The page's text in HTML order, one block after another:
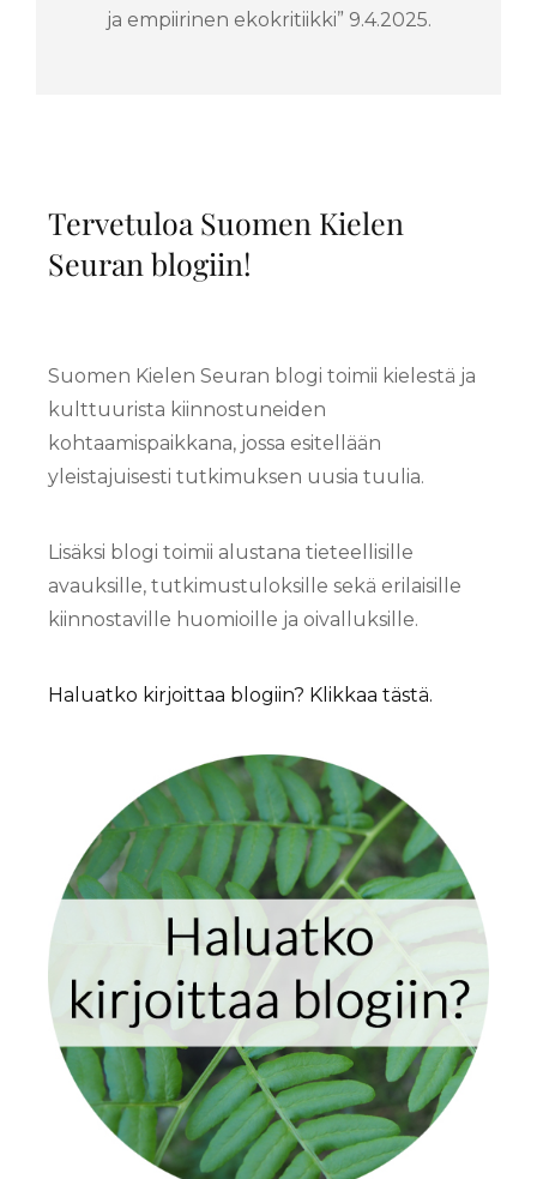
ja empiirinen ekokritiikki” 9.4.2025.
Tervetuloa Suomen Kielen
Seuran blogiin!
Suomen Kielen Seuran blogi toimii kielestä ja
kulttuurista kiinnostuneiden
kohtaamispaikkana, jossa esitellään
yleistajuisesti tutkimuksen uusia tuulia.
Lisäksi blogi toimii alustana tieteellisille
avauksille, tutkimustuloksille sekä erilaisille
kiinnostaville huomioille ja oivalluksille.
Haluatko kirjoittaa blogiin? Klikkaa tästä.